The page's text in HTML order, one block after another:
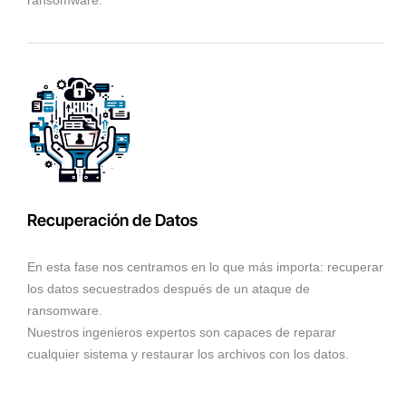
Recuperación de Datos
En esta fase nos centramos en lo que más importa: recuperar
los datos secuestrados después de un ataque de
ransomware.
Nuestros ingenieros expertos son capaces de reparar
cualquier sistema y restaurar los archivos con los datos.